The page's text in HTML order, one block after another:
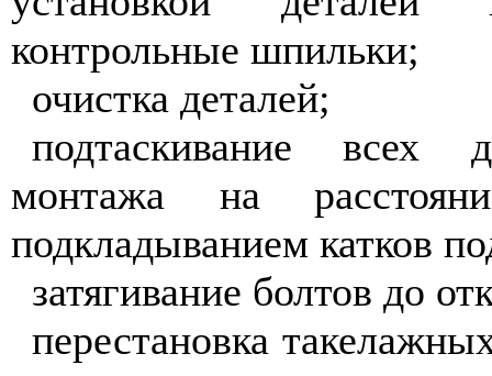
контрольные шпильки;
очистка деталей;
подтаскивание всех
монтажа на
подкладыванием катков
затягивание болтов до
перестановка